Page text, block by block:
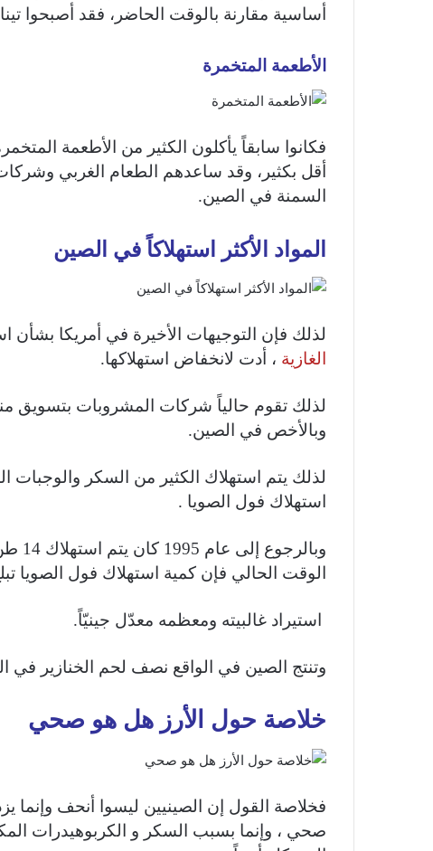
أساسية مقارنة بالوقت الحاضر، فقد أصبحوا
الأطعمة المتخمرة
فكانوا سابقاً يأكلون الكثير من الأطعمة
أقل بكثير، وقد ساعدهم الطعام الغربي
السمنة في الصين.
المواد الأكثر استهلاكاً في الصين
لذلك فإن التوجيهات الأخيرة في أمريكا بشأن
الغازية ، أدت لانخفاض استهلاكها.
لذلك تقوم حالياً شركات المشروبات بتسويق
وبالأخص في الصين.
لذلك يتم استهلاك الكثير من السكر والوجبات
استهلاك فول الصويا .
الوقت الحالي فإن كمية استهلاك فول الصويا تبلغ 70 مليون طن، حيث
استيراد غالبيته ومعظمه معدّل جينيّاً.
وتنتج الصين في الواقع نصف لحم الخنازير في
خلاصة حول الأرز هل هو صحي
فخلاصة القول إن الصينيين ليسوا أنحف
صحي ، وإنما بسبب السكر و الكربوهيدرات